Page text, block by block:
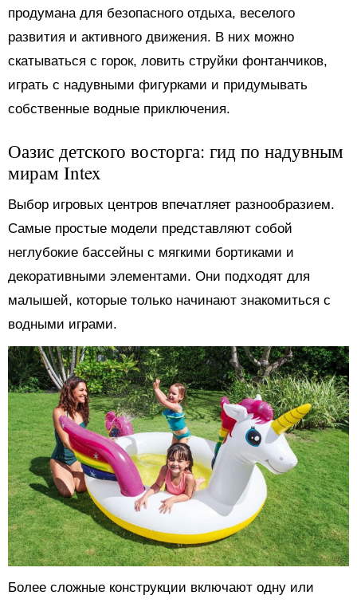
продумана для безопасного отдыха, веселого
развития и активного движения. В них можно
скатываться с горок, ловить струйки фонтанчиков,
играть с надувными фигурками и придумывать
собственные водные приключения.
Оазис детского восторга: гид по надувным
мирам Intex
Выбор игровых центров впечатляет разнообразием.
Самые простые модели представляют собой
неглубокие бассейны с мягкими бортиками и
декоративными элементами. Они подходят для
малышей, которые только начинают знакомиться с
водными играми.
Более сложные конструкции включают одну или